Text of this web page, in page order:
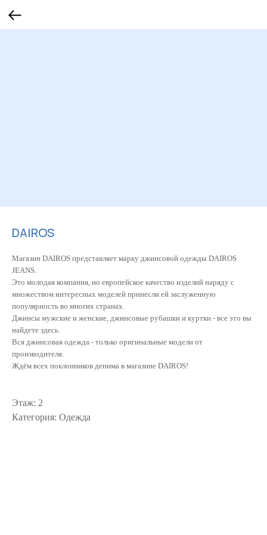
DAIROS
Магазин DAIROS представляет марку джинсовой одежды DAIROS
JEANS.
Это молодая компания, но европейское качество изделий наряду с
множеством интересных моделей принесли ей заслуженную
популярность во многих странах.
Джинсы мужские и женские, джинсовые рубашки и куртки - все это вы
найдете здесь.
Вся джинсовая одежда - только оригинальные модели от
производителя.
Ждём всех поклонников денима в магазине DAIROS!
Этаж: 2
Категория: Одежда